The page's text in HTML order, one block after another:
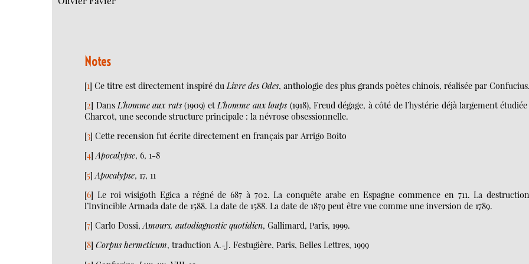
Notes
[1]Ce titre est directement inspiré du Livre des Odes, anthologie des plus grands poètes chinois, réalisée par Confucius.
[2] DansL’homme aux rats(1909) etL’homme aux loups(1918), Freud dégage, à côté de l’hystérie déjà largement
Charcot, une seconde structure principale : la névrose obsessionnelle.
[3]Cette recension fut écrite directement en français par Arrigo Boito
[4]Apocalypse, 6, 1-8
[5]Apocalypse, 17, 11
[6] Le roi wisigoth Egica a régné de 687 à 702. La conquête arabe en Espagne commence en 711. La
l’Invincible Armada date de 1588. La date de 1588. La date de 1879 peut être vue comme une inversion de 1789.
[7]Carlo Dossi,Amours, autodiagnostic quotidien, Gallimard, Paris, 1999.
[8]Corpus hermeticum, traduction A.-J. Festugière, Paris, Belles Lettres, 1999